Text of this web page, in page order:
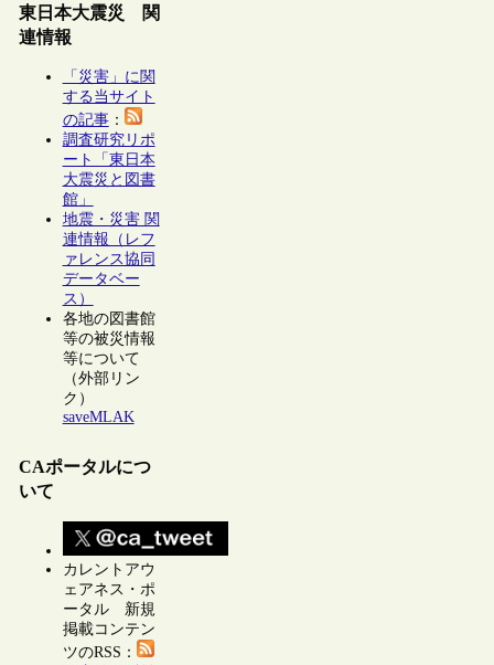
東日本大震災 関
連情報
「災害」に関
する当サイト
の記事：
調査研究リポ
ート「東日本
大震災と図書
館」
地震・災害 関
連情報（レフ
ァレンス協同
データベー
ス）
各地の図書館
等の被災情報
等について
（外部リン
ク）
saveMLAK
CAポータルにつ
いて
カレントアウ
ェアネス・ポ
ータル 新規
掲載コンテン
ツのRSS：